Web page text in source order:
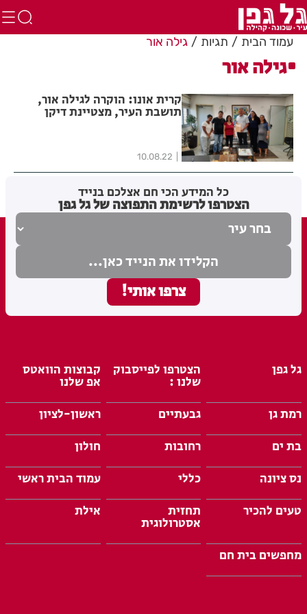
עמוד הבית תגיות גילה אור
גילה אור
קרית אונו: הוקרה לגילה אור,
תושבת העיר, מצטיינת דיקן
באוניברסיטת אריאל
10.08.22
כל המידע הכי חם אצלכם בנייד
הצטרפו לרשימת התפוצה של גל גפן
גל גפן הצטרפו לפייסבוק
שלנו :
קבוצות הוואטס
אפ שלנו
רמת גן
גבעתיים
ראשון-לציון
בת ים
רחובות
חולון
נס ציונה
כללי
עמוד הבית ראשי
טעים להכיר
תחזית
אסטרולוגית
אילת
מחפשים בית חם